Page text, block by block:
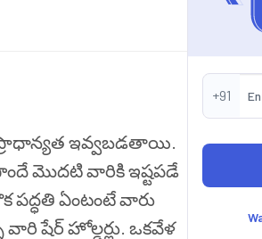
ప్రాధాన్యత ఇవ్వబడతాయి.
పొందే మొదటి వారికి ఇష్టపడే
పద్ధతి ఏంటంటే వారు
షేర్ హోల్డర్లు. ఒకవేళ
+91